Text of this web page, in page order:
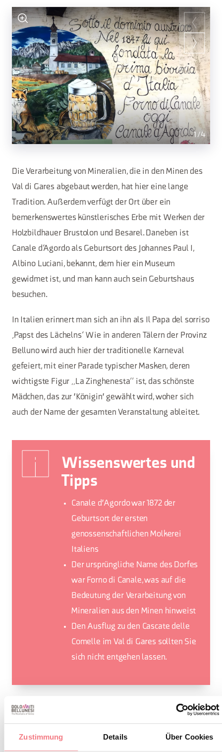
Zustimmung Details Über Cookies
1 /4
Die Verarbeitung von Mineralien, die in den Minen des
Val di Gares abgebaut werden, hat hier eine lange
Tradition. Außerdem verfügt der Ort über ein
bemerkenswertes künstlerisches Erbe mit Werken der
Holzbildhauer Brustolon und Besarel. Daneben ist
Canale d‘Agordo als Geburtsort des Johannes Paul I,
Albino Luciani, bekannt, dem hier ein Museum
gewidmet ist, und man kann auch sein Geburtshaus
besuchen.
In Italien erinnert man sich an ihn als Il Papa del sorriso
‚Papst des Lächelns‘ Wie in anderen Tälern der Provinz
Belluno wird auch hier der traditionelle Karneval
gefeiert, mit einer Parade typischer Masken, deren
wichtigste Figur „La Zinghenesta“ ist, das schönste
Mädchen, das zur 'Königin' gewählt wird, woher sich
auch der Name der gesamten Veranstaltung ableitet.
Wissenswertes und
Tipps
Canale d'Agordo war 1872 der
Geburtsort der ersten
genossenschaftlichen Molkerei
Italiens
Der ursprüngliche Name des Dorfes
war Forno di Canale, was auf die
Bedeutung der Verarbeitung von
Mineralien aus den Minen hinweist
Den Ausflug zu den Cascate delle
Comelle im Val di Gares sollten Sie
sich nicht entgehen lassen.
INFORMATIONEN ANFORDERN